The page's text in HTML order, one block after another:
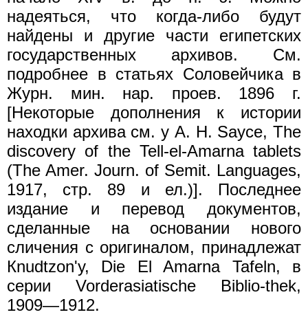
надеяться, что когда-либо будут
найдены и другие части египетских
государственных архивов. См.
подробнее в статьях Соловейчика в
Журн. мин. нар. проев. 1896 г.
[Некоторые дополнения к истории
находки архива см. у А. Н. Sаусе, The
discovery of the Tell-el-Amarna tablets
(The Amer. Journ. of Semit. Languages,
1917, стр. 89 и ел.)]. Последнее
издание и перевод документов,
сделанные на основании нового
сличения с оригиналом, принадлежат
Кnudtzоn'y, Die El Amarna Tafeln, в
серии Vorderasiatische Biblio-thek,
1909—1912.